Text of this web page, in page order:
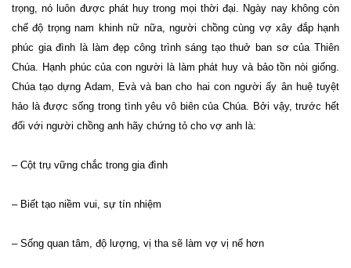
trọng, nó luôn được phát huy trong mọi thời đại. Ngày nay không còn
chế độ trọng nam khinh nữ nữa, người chồng cùng vợ xây đắp hạnh
phúc gia đình là làm đẹp công trình sáng tạo thuở ban sơ của Thiên
Chúa. Hạnh phúc của con người là làm phát huy và bảo tồn nòi giống.
Chúa tạo dựng Adam, Evà và ban cho hai con người ấy ân huệ tuyệt
hảo là được sống trong tình yêu vô biên của Chúa. Bởi vậy, trước hết
đối với người chồng anh hãy chứng tỏ cho vợ anh là:
– Cột trụ vững chắc trong gia đình
– Biết tạo niềm vui, sự tín nhiệm
– Sống quan tâm, độ lượng, vị tha sẽ làm vợ vị nể hơn